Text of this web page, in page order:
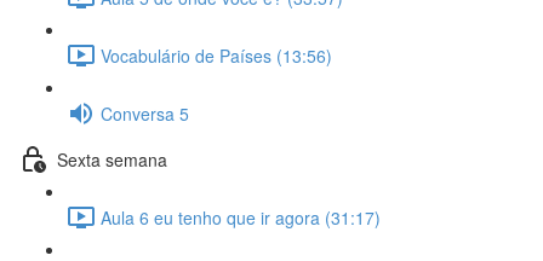
Vocabulário de Países (13:56)
Conversa 5
Sexta semana
Aula 6 eu tenho que ir agora (31:17)